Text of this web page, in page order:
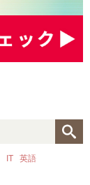
IT 英語